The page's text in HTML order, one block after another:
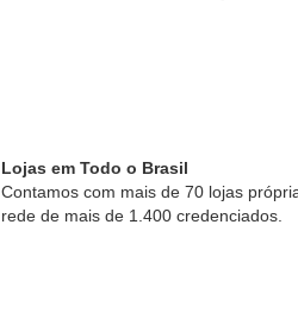
Lojas em Todo o Brasil
Contamos com mais de 70 lojas
rede de mais de 1.400 credenciados.